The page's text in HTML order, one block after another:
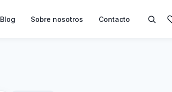
Blog Sobre nosotros Contacto